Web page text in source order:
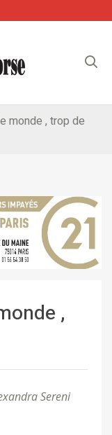
monde , trop de
,
Sereni